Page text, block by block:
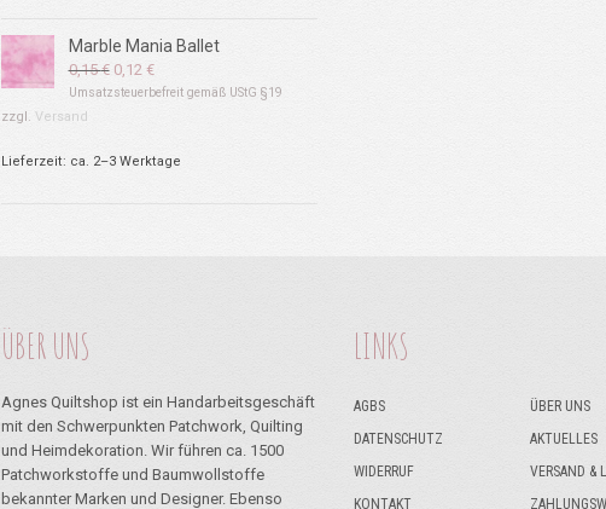
Marble Mania Ballet
0,15€ Ursprünglicher
Preis
0,12 €Aktueller
Preis
Umsatzsteuerbefreit gemäß UStG §19
zzgl. Versand
Lieferzeit: ca. 2–3 Werktage
ÜBER UNS
Agnes Quiltshop ist ein Handarbeitsgeschäft
mit den Schwerpunkten Patchwork, Quilting
und Heimdekoration. Wir führen ca. 1500
Patchworkstoffe und Baumwollstoffe
bekannter Marken und Designer. Ebenso
LINKS
AGBS
DATENSCHUTZ
WIDERRUF
KONTAKT
ÜBER UNS
AKTUELLES
VERSAND &